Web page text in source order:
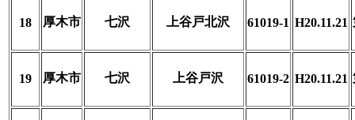
18 厚木市 七沢 上谷戸北沢 61019-1 H20.11.21
19 厚木市 七沢 上谷戸沢 61019-2 H20.11.21